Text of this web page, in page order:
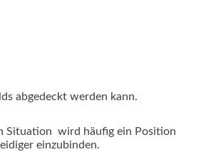
abgedeckt werden kann.
Situation wird häufig ein Position
einzubinden.